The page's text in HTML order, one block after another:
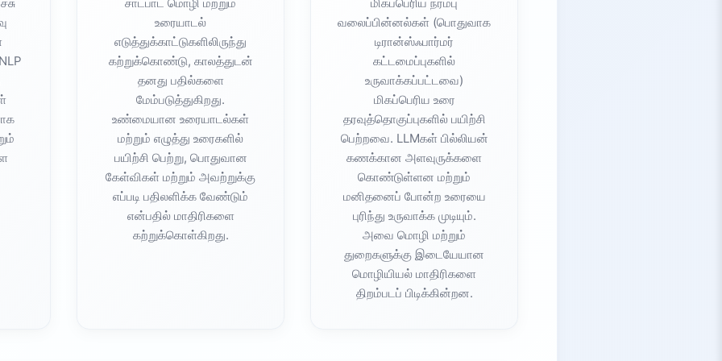
உரையாடல்
எடுத்துக்காட்டுகளிலிருந்து
கற்றுக்கொண்டு, காலத்துடன்
தனது பதில்களை
மேம்படுத்துகிறது.
உண்மையான உரையாடல்கள்
மற்றும் எழுத்து உரைகளில்
பயிற்சி பெற்று, பொதுவான
கேள்விகள் மற்றும் அவற்றுக்கு
எப்படி பதிலளிக்க வேண்டும்
என்பதில் மாதிரிகளை
கற்றுக்கொள்கிறது.
வலைப்பின்னல்கள் (பொதுவாக
டிரான்ஸ்ஃபார்மர்
கட்டமைப்புகளில்
உருவாக்கப்பட்டவை)
மிகப்பெரிய உரை
தரவுத்தொகுப்புகளில் பயிற்சி
பெற்றவை. LLMகள் பில்லியன்
கணக்கான அளவுருக்களை
கொண்டுள்ளன மற்றும்
மனிதனைப் போன்ற உரையை
புரிந்து உருவாக்க முடியும்.
அவை மொழி மற்றும்
துறைகளுக்கு இடையேயான
மொழியியல் மாதிரிகளை
திறம்படப் பிடிக்கின்றன.